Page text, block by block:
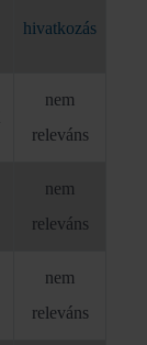
hivatkozás
nem
releváns
nem
releváns
nem
releváns